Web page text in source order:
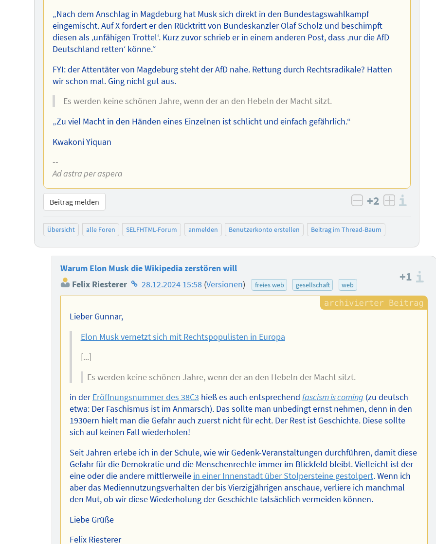
„Nach dem Anschlag in Magdeburg hat Musk sich direkt in den Bundestagswahlkampf
eingemischt. Auf X fordert er den Rücktritt von Bundeskanzler Olaf Scholz und beschimpft
diesen als ‚unfähigen Trottel‘. Kurz zuvor schrieb er in einem anderen Post, dass ‚nur die AfD
Deutschland retten‘ könne.“
FYI: der Attentäter von Magdeburg steht der AfD nahe. Rettung durch Rechtsradikale? Hatten
wir schon mal. Ging nicht gut aus.
Es werden keine schönen Jahre, wenn der an den Hebeln der Macht sitzt.
„Zu viel Macht in den Händen eines Einzelnen ist schlicht und einfach gefährlich.“
Kwakoni Yiquan
--
Ad astra per aspera
Beitrag melden negativ
+2 positiv
Übersicht alle Foren SELFHTML-Forum anmelden Benutzerkonto erstellen Beitrag im Thread-Baum
Warum Elon Musk die Wikipedia zerstören will
Felix Riesterer Homepage
des
28.12.2024 15:58 (Versionen) freies web gesellschaft web
+1
Lieber Gunnar,
Elon Musk vernetzt sich mit Rechtspopulisten in Europa
[...]
Es werden keine schönen Jahre, wenn der an den Hebeln der Macht sitzt.
in derEröffnungsnummer des 38C3 hieß es auch entsprechend fascism is coming (zu deutsch
etwa: Der Faschismus ist im Anmarsch). Das sollte man unbedingt ernst nehmen, denn in den
1930ern hielt man die Gefahr auch zuerst nicht für echt. Der Rest ist Geschichte. Diese sollte
sich auf keinen Fall wiederholen!
Seit Jahren erlebe ich in der Schule, wie wir Gedenk-Veranstaltungen durchführen, damit diese
Gefahr für die Demokratie und die Menschenrechte immer im Blickfeld bleibt. Vielleicht ist der
eine oder die andere mittlerweile in einer Innenstadt über Stolpersteine gestolpert. Wenn ich
aber das Mediennutzungsverhalten der bis Vierzigjährigen anschaue, verliere ich manchmal
den Mut, ob wir diese Wiederholung der Geschichte tatsächlich vermeiden können.
Liebe Grüße
Felix Riesterer